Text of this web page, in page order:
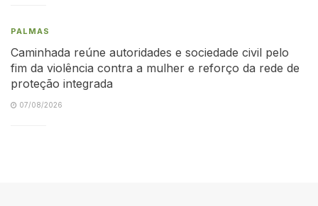
PALMAS
Caminhada reúne autoridades e sociedade civil pelo
fim da violência contra a mulher e reforço da rede de
proteção integrada
07/08/2026